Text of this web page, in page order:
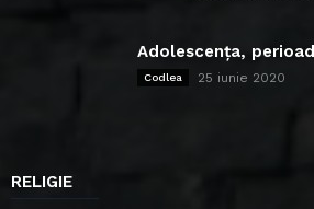
Adolescența,
Codlea 25 iunie 2020
RELIGIE